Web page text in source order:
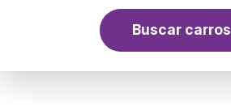
Buscar carros